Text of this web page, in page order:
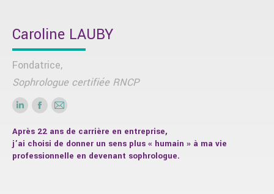
Caroline LAUBY
Fondatrice,
Sophrologue certifiée RNCP
LinkedInFacebook
Mail
Après 22 ans de carrière en entreprise,
j’ai choisi de donner un sens plus « humain » à ma vie
professionnelle en devenant sophrologue.